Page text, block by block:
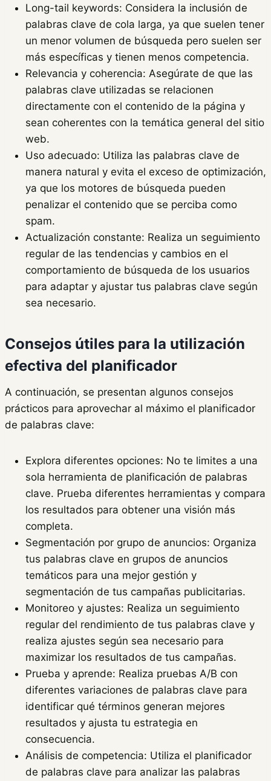
Long-tail keywords: Considera la inclusión de
palabras clave de cola larga, ya que suelen tener
un menor volumen de búsqueda pero suelen ser
más específicas y tienen menos competencia.
Relevancia y coherencia: Asegúrate de que las
palabras clave utilizadas se relacionen
directamente con el contenido de la página y
sean coherentes con la temática general del sitio
web.
Uso adecuado: Utiliza las palabras clave de
manera natural y evita el exceso de optimización,
ya que los motores de búsqueda pueden
penalizar el contenido que se perciba como
spam.
Actualización constante: Realiza un seguimiento
regular de las tendencias y cambios en el
comportamiento de búsqueda de los usuarios
para adaptar y ajustar tus palabras clave según
sea necesario.
Consejos útiles para la utilización
efectiva del planificador
A continuación, se presentan algunos consejos
prácticos para aprovechar al máximo el planificador
de palabras clave:
Explora diferentes opciones: No te limites a una
sola herramienta de planificación de palabras
clave. Prueba diferentes herramientas y compara
los resultados para obtener una visión más
completa.
Segmentación por grupo de anuncios: Organiza
tus palabras clave en grupos de anuncios
temáticos para una mejor gestión y
segmentación de tus campañas publicitarias.
Monitoreo y ajustes: Realiza un seguimiento
regular del rendimiento de tus palabras clave y
realiza ajustes según sea necesario para
maximizar los resultados de tus campañas.
Prueba y aprende: Realiza pruebas A/B con
diferentes variaciones de palabras clave para
identificar qué términos generan mejores
resultados y ajusta tu estrategia en
consecuencia.
Análisis de competencia: Utiliza el planificador
de palabras clave para analizar las palabras